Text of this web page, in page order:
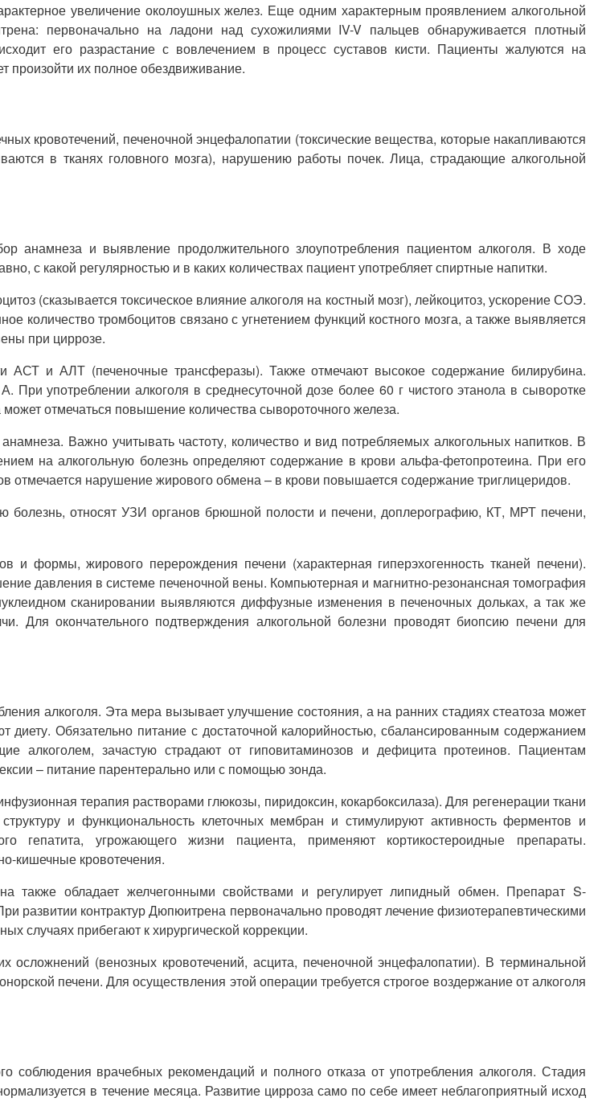
увеличение околоушных желез. Еще одним характерным проявлением алкогольной
первоначально на ладони над сухожилиями IV-V пальцев обнаруживается плотный
его разрастание с вовлечением в процесс суставов кисти. Пациенты жалуются на
произойти их полное обездвиживание.
кровотечений, печеночной энцефалопатии (токсические вещества, которые накапливаются
в тканях головного мозга), нарушению работы почек. Лица, страдающие алкогольной
анамнеза и выявление продолжительного злоупотребления пациентом алкоголя. В ходе
с какой регулярностью и в каких количествах пациент употребляет спиртные напитки.
(сказывается токсическое влияние алкоголя на костный мозг), лейкоцитоз, ускорение СОЭ.
количество тромбоцитов связано с угнетением функций костного мозга, а также выявляется
при циррозе.
АСТ и АЛТ (печеночные трансферазы). Также отмечают высокое содержание билирубина.
употреблении алкоголя в среднесуточной дозе более 60 г чистого этанола в сыворотке
отмечаться повышение количества сывороточного железа.
Важно учитывать частоту, количество и вид потребляемых алкогольных напитков. В
на алкогольную болезнь определяют содержание в крови альфа-фетопротеина. При его
отмечается нарушение жирового обмена – в крови повышается содержание триглицеридов.
болезнь, относят УЗИ органов брюшной полости и печени, доплерографию, КТ, МРТ печени,
формы, жирового перерождения печени (характерная гиперэхогенность тканей печени).
давления в системе печеночной вены. Компьютерная и магнитно-резонансная томография
сканировании выявляются диффузные изменения в печеночных дольках, а так же
Для окончательного подтверждения алкогольной болезни проводят биопсию печени для
алкоголя. Эта мера вызывает улучшение состояния, а на ранних стадиях стеатоза может
Обязательно питание с достаточной калорийностью, сбалансированным содержанием
алкоголем, зачастую страдают от гиповитаминозов и дефицита протеинов. Пациентам
– питание парентерально или с помощью зонда.
терапия растворами глюкозы, пиридоксин, кокарбоксилаза). Для регенерации ткани
и функциональность клеточных мембран и стимулируют активность ферментов и
гепатита, угрожающего жизни пациента, применяют кортикостероидные препараты.
кишечные кровотечения.
также обладает желчегонными свойствами и регулирует липидный обмен. Препарат S-
развитии контрактур Дюпюитрена первоначально проводят лечение физиотерапевтическими
случаях прибегают к хирургической коррекции.
осложнений (венозных кровотечений, асцита, печеночной энцефалопатии). В терминальной
печени. Для осуществления этой операции требуется строгое воздержание от алкоголя
соблюдения врачебных рекомендаций и полного отказа от употребления алкоголя. Стадия
в течение месяца. Развитие цирроза само по себе имеет неблагоприятный исход